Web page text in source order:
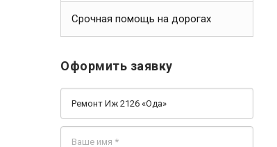
Срочная помощь на дорогах
Оформить заявку